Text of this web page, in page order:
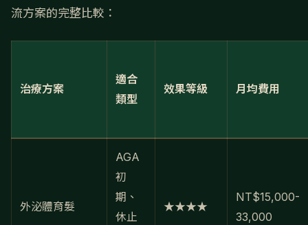
流方案的完整比較：
治療方案
適合
類型
效果等級 月均費用
外泌體育髮
AGA
初
期、
休止
★★★★
NT$15,000-
33,000